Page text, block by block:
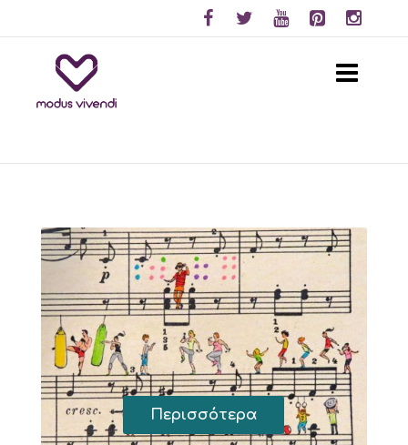
Περισσότερα